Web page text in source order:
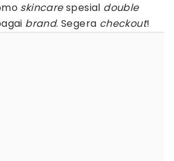
skincarespesial double
brand. Segera checkout!